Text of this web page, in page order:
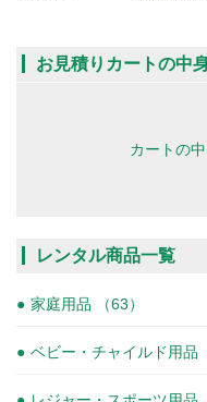
お見積りカートの中
カートの
レンタル商品一覧
家庭用品 （63）
ベビー・チャイルド用品